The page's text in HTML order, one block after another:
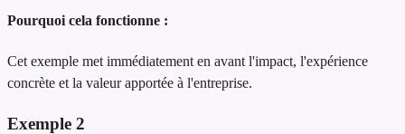
Pourquoi cela fonctionne :
Cet exemple met immédiatement en avant l'impact, l'expérience
concrète et la valeur apportée à l'entreprise.
Exemple 2